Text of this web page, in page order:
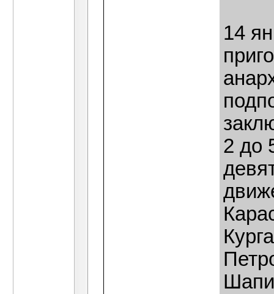
14
2 до